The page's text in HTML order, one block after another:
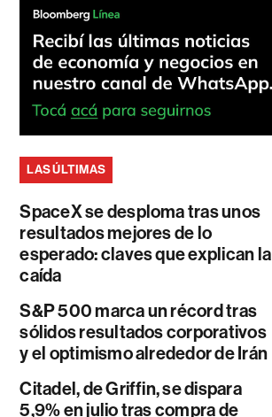
LAS ÚLTIMAS
SpaceX se desploma tras unos
resultados mejores de lo
esperado: claves que explican la
caída
S&P 500 marca un récord tras
sólidos resultados corporativos
y el optimismo alrededor de Irán
Citadel, de Griffin, se dispara
5,9% en julio tras compra de